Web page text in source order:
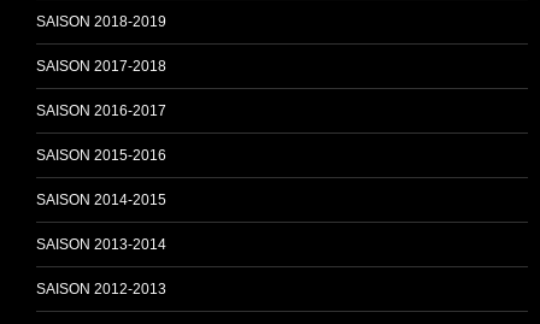
h
SAISON 2018-2019
SAISON 2017-2018
SAISON 2016-2017
SAISON 2015-2016
SAISON 2014-2015
SAISON 2013-2014
SAISON 2012-2013